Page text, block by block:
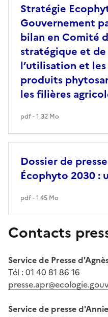
Stratégie
Gouvernement
bilan en Comité
stratégique et
l’utilisation et
produits
les filières
pdf - 1.32 Mo
Dossier de
Écophyto 2030 :
pdf - 1.45 Mo
Contacts
Service de Presse
Tél : 01 40 81 86 16
Service de presse